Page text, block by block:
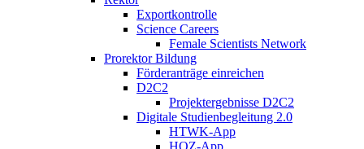
Exportkontrolle
Science Careers
Female Scientists Network
Prorektor Bildung
Förderanträge einreichen
D2C2
Projektergebnisse D2C2
Digitale Studienbegleitung 2.0
HTWK-App
HOZ-App